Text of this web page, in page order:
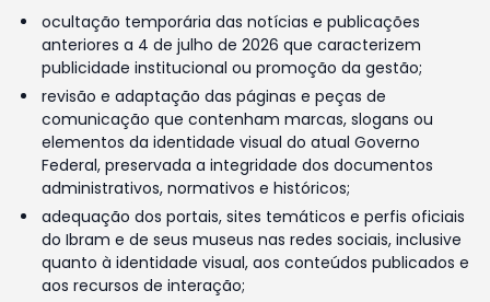
ocultação temporária das notícias e publicações
anteriores a 4 de julho de 2026 que caracterizem
publicidade institucional ou promoção da gestão;
revisão e adaptação das páginas e peças de
comunicação que contenham marcas, slogans ou
elementos da identidade visual do atual Governo
Federal, preservada a integridade dos documentos
administrativos, normativos e históricos;
adequação dos portais, sites temáticos e perfis oficiais
do Ibram e de seus museus nas redes sociais, inclusive
quanto à identidade visual, aos conteúdos publicados e
aos recursos de interação;